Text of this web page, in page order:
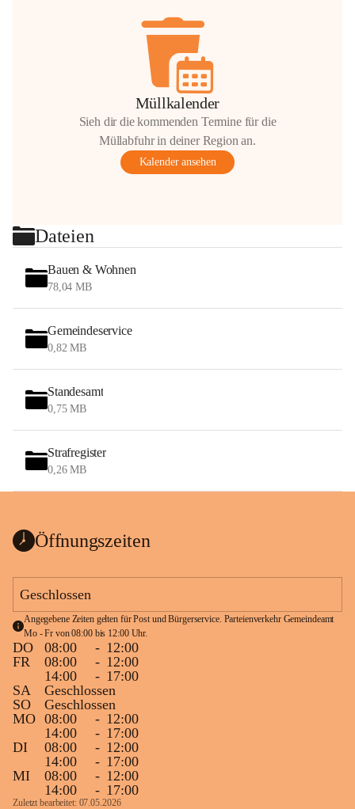
Müllkalender
Sieh dir die kommenden Termine für die
Müllabfuhr in deiner Region an.
Kalender ansehen
Dateien
Bauen & Wohnen
78,04 MB
Gemeindeservice
0,82 MB
Standesamt
0,75 MB
Strafregister
0,26 MB
Öffnungszeiten
Geschlossen
Angegebene Zeiten gelten für Post und Bürgerservice. Parteienverkehr Gemeindeamt
Mo - Fr von 08:00 bis 12:00 Uhr.
DO 08:00 - 12:00
FR
08:00 - 12:00
14:00
- 17:00
SA
Geschlossen
SO
Geschlossen
MO 08:00 - 12:00
14:00
- 17:00
DI
08:00 - 12:00
14:00
- 17:00
MI
08:00 - 12:00
14:00
- 17:00
Zuletzt bearbeitet: 07.05.2026